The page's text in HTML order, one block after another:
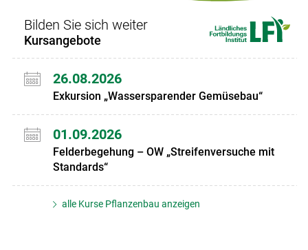
Bilden Sie sich weiter
Kursangebote
26.08.2026
Exkursion „Wassersparender Gemüsebau“
01.09.2026
Felderbegehung – OW „Streifenversuche mit
Standards“
alle Kurse Pflanzenbau anzeigen